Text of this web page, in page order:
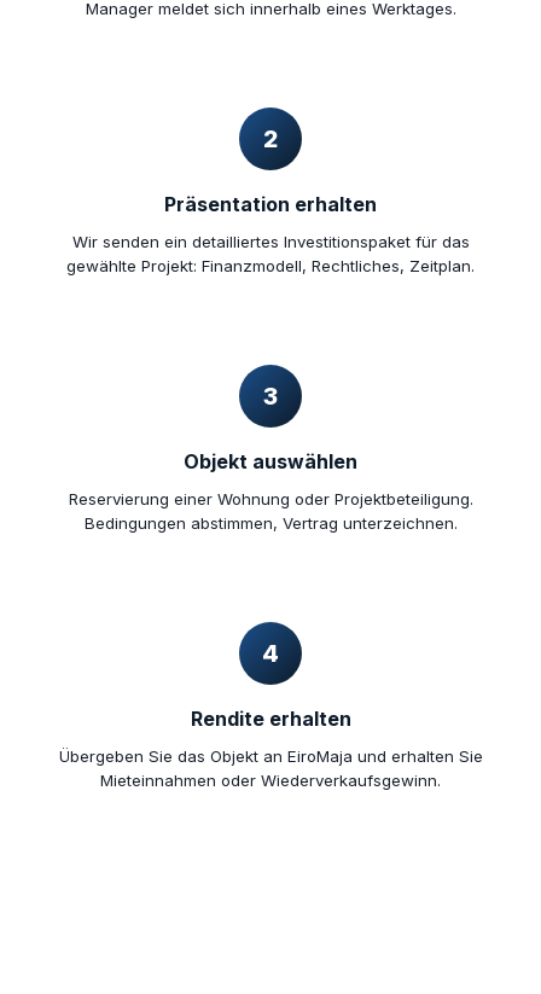
Manager meldet sich innerhalb eines Werktages.
2
Präsentation erhalten
Wir senden ein detailliertes Investitionspaket für das
gewählte Projekt: Finanzmodell, Rechtliches, Zeitplan.
3
Objekt auswählen
Reservierung einer Wohnung oder Projektbeteiligung.
Bedingungen abstimmen, Vertrag unterzeichnen.
4
Rendite erhalten
Übergeben Sie das Objekt an EiroMaja und erhalten Sie
Mieteinnahmen oder Wiederverkaufsgewinn.